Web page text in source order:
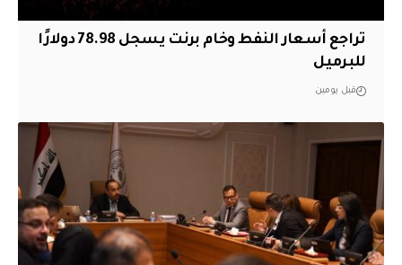
تراجع أسعار النفط وخام برنت يسجل 78.98 دولارًا
للبرميل
قبل يومين